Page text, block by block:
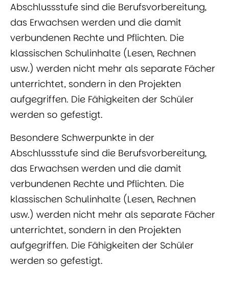
Abschlussstufe sind die Berufsvorbereitung,
das Erwachsen werden und die damit
verbundenen Rechte und Pflichten. Die
klassischen Schulinhalte (Lesen, Rechnen
usw.) werden nicht mehr als separate Fächer
unterrichtet, sondern in den Projekten
aufgegriffen. Die Fähigkeiten der Schüler
werden so gefestigt.
Besondere Schwerpunkte in der
Abschlussstufe sind die Berufsvorbereitung,
das Erwachsen werden und die damit
verbundenen Rechte und Pflichten. Die
klassischen Schulinhalte (Lesen, Rechnen
usw.) werden nicht mehr als separate Fächer
unterrichtet, sondern in den Projekten
aufgegriffen. Die Fähigkeiten der Schüler
werden so gefestigt.